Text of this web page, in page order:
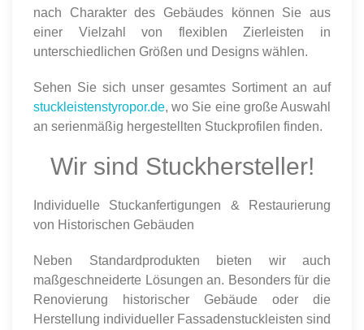
nach Charakter des Gebäudes können Sie aus
einer Vielzahl von flexiblen Zierleisten in
unterschiedlichen Größen und Designs wählen.
Sehen Sie sich unser gesamtes Sortiment an auf
stuckleistenstyropor.de, wo Sie eine große Auswahl
an serienmäßig hergestellten Stuckprofilen finden.
Wir sind Stuckhersteller!
Individuelle Stuckanfertigungen & Restaurierung
von Historischen Gebäuden
Neben Standardprodukten bieten wir auch
maßgeschneiderte Lösungen an. Besonders für die
Renovierung historischer Gebäude oder die
Herstellung individueller Fassadenstuckleisten sind